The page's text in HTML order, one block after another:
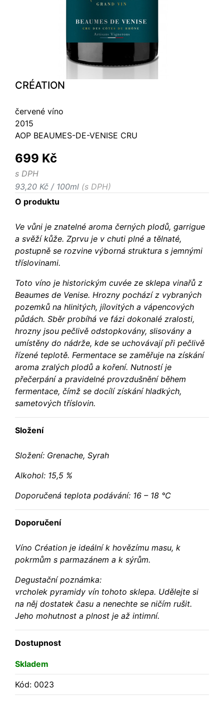
CRÉATION
červené víno
2015
AOP BEAUMES-DE-VENISE CRU
699 Kč
s DPH
93,20 Kč / 100ml (s DPH)
O produktu
Ve vůni je znatelné aroma černých plodů, garrigue
a svěží kůže. Zprvu je v chuti plné a tělnaté,
postupně se rozvine výborná struktura s jemnými
tříslovinami.
Toto víno je historickým cuvée ze sklepa vinařů z
Beaumes de Venise. Hrozny pochází z vybraných
pozemků na hlinitých, jílovitých a vápencových
půdách. Sběr probíhá ve fázi dokonalé zralosti,
hrozny jsou pečlivě odstopkovány, slisovány a
umístěny do nádrže, kde se uchovávají při pečlivě
řízené teplotě. Fermentace se zaměřuje na získání
aroma zralých plodů a koření. Nutností je
přečerpání a pravidelné provzdušnění během
fermentace, čímž se docílí získání hladkých,
sametových tříslovin.
Složení
Složení: Grenache, Syrah
Alkohol: 15,5 %
Doporučená teplota podávání: 16 – 18 °C
Doporučení
Víno Création je ideální k hovězímu masu, k
pokrmům s parmazánem a k sýrům.
Degustační poznámka:
vrcholek pyramidy vín tohoto sklepa. Udělejte si
na něj dostatek času a nenechte se ničím rušit.
Jeho mohutnost a plnost je až intimní.
Dostupnost
Skladem
Kód: 0023